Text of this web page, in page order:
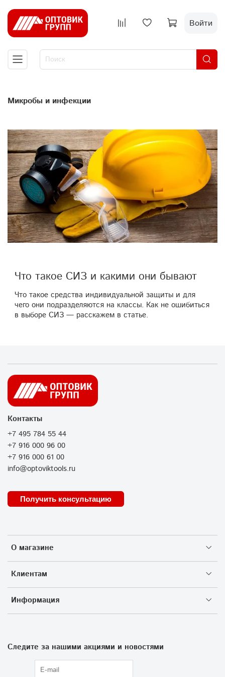
Войти
Микробы и инфекции
Что такое СИЗ и какими они бывают
Что такое средства индивидуальной защиты и для
чего они подразделяются на классы. Как не ошибиться
в выборе СИЗ — расскажем в статье.
О магазине
Клиентам
Информация
Контакты
+7 495 784 55 44
+7 916 000 96 00
+7 916 000 61 00
info@optoviktools.ru
Получить консультацию
Следите за нашими акциями и новостями